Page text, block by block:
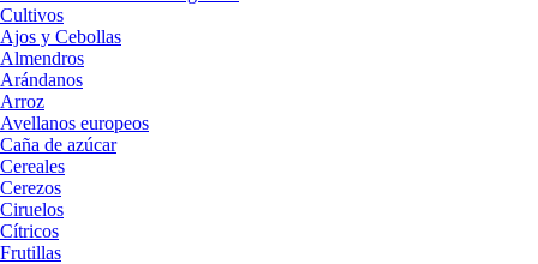
Cultivos
Ajos y Cebollas
Almendros
Arándanos
Arroz
Avellanos europeos
Caña de azúcar
Cereales
Cerezos
Ciruelos
Cítricos
Frutillas